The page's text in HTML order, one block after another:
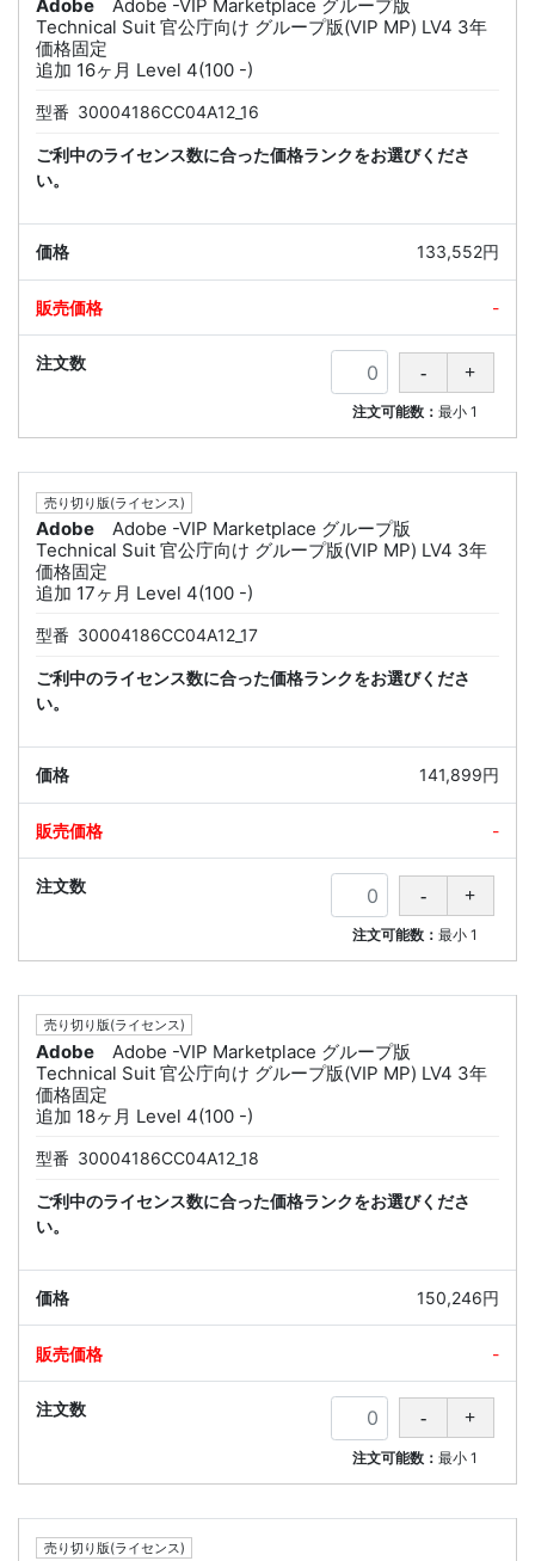
Adobe
Adobe -VIP Marketplace グループ版
Technical Suit 官公庁向け グループ版(VIP MP) LV4 3年
価格固定
追加 16ヶ月 Level 4(100 -)
型番 30004186CC04A12_16
ご利中のライセンス数に合った価格ランクをお選びくださ
い。
133,552円
-
注文可能数：最小 1
売り切り版(ライセンス)
Adobe
Adobe -VIP Marketplace グループ版
Technical Suit 官公庁向け グループ版(VIP MP) LV4 3年
価格固定
追加 17ヶ月 Level 4(100 -)
型番 30004186CC04A12_17
ご利中のライセンス数に合った価格ランクをお選びくださ
い。
141,899円
-
注文可能数：最小 1
売り切り版(ライセンス)
Adobe
Adobe -VIP Marketplace グループ版
Technical Suit 官公庁向け グループ版(VIP MP) LV4 3年
価格固定
追加 18ヶ月 Level 4(100 -)
型番 30004186CC04A12_18
ご利中のライセンス数に合った価格ランクをお選びくださ
い。
150,246円
-
注文可能数：最小 1
売り切り版(ライセンス)